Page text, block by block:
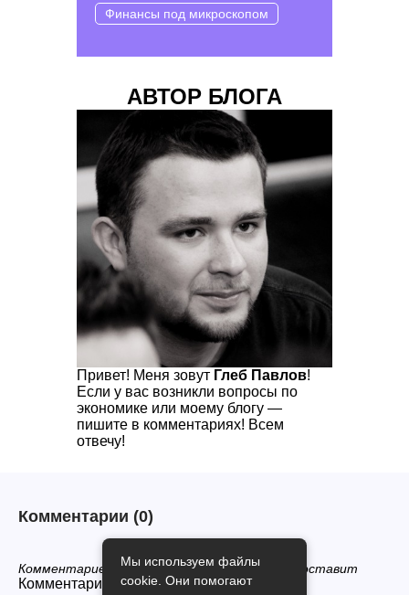
Финансы под микроскопом
АВТОР БЛОГА
Привет! Меня зовут Глеб Павлов!
Если у вас возникли вопросы по
экономике или моему блогу —
пишите в комментариях! Всем
отвечу!
Комментарии (0)
Комментариев нет, будьте первым кто его оставит
Комментарии закрыты.
Мы используем файлы
cookie. Они помогают